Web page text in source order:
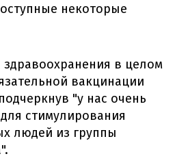
некоторые
здравоохранения в целом
вакцинации
"у нас очень
стимулирования
людей из группы